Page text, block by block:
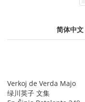
简体中文
Verkoj de Verda Majo
绿川英子 文集